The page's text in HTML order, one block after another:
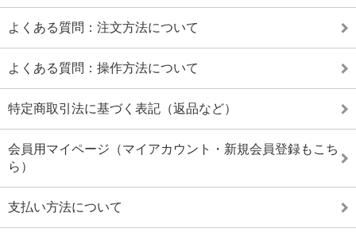
よくある質問：注文方法について
よくある質問：操作方法について
特定商取引法に基づく表記（返品など）
会員用マイページ（マイアカウント・新規会員登録もこち
ら）
支払い方法について